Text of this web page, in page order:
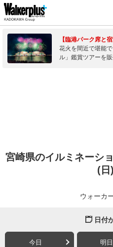
【臨港パーク席と
花火を間近で堪能
ル」鑑賞ツアーを
宮崎県のイルミネーシ
(日)
ウォーカ
日付
今日 明日